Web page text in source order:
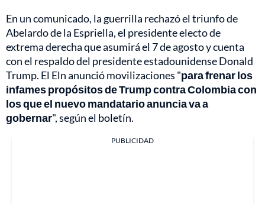
En un comunicado, la guerrilla rechazó el triunfo de
Abelardo de la Espriella, el presidente electo de
extrema derecha que asumirá el 7 de agosto y cuenta
con el respaldo del presidente estadounidense Donald
Trump. El Eln anunció movilizaciones "para frenar los
infames propósitos de Trump contra Colombia con
los que el nuevo mandatario anuncia va a
gobernar", según el boletín.
PUBLICIDAD